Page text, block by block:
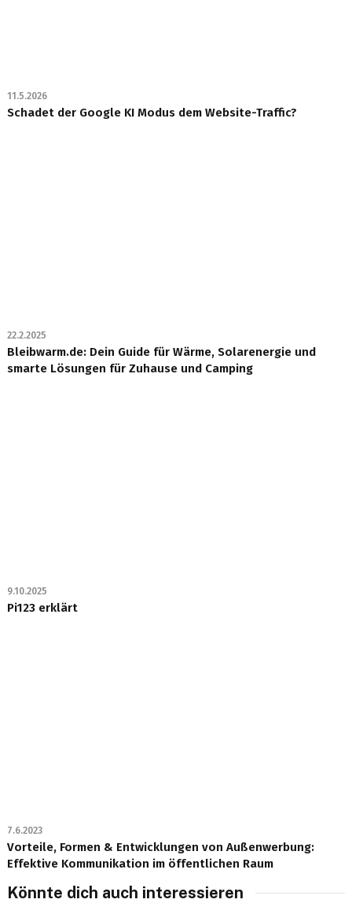
11.5.2026
Schadet der Google KI Modus dem Website-Traffic?
22.2.2025
Bleibwarm.de: Dein Guide für Wärme, Solarenergie und
smarte Lösungen für Zuhause und Camping
9.10.2025
Pi123 erklärt
7.6.2023
Vorteile, Formen & Entwicklungen von Außenwerbung:
Effektive Kommunikation im öffentlichen Raum
Könnte dich auch interessieren